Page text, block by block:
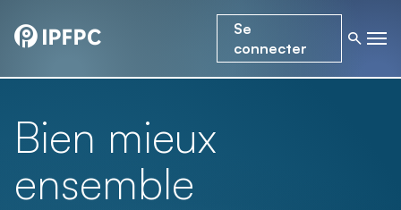
Se
connecter
Bien mieux
ensemble